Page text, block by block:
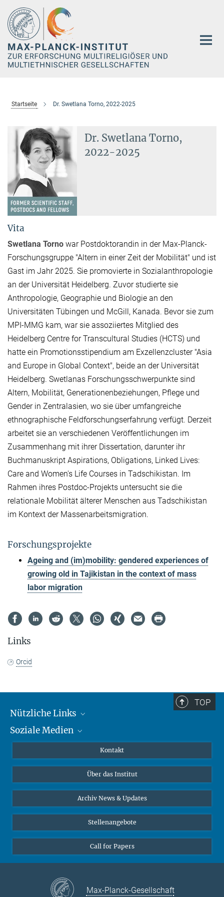
Hauptinhalt
Startseite Dr. Swetlana Torno, 2022-2025
Dr. Swetlana Torno,
2022-2025
Vita
Swetlana Torno war Postdoktorandin in der Max-Planck-
Forschungsgruppe "Altern in einer Zeit der Mobilität" und ist
Gast im Jahr 2025. Sie promovierte in Sozialanthropologie
an der Universität Heidelberg. Zuvor studierte sie
Anthropologie, Geographie und Biologie an den
Universitäten Tübingen und McGill, Kanada. Bevor sie zum
MPI-MMG kam, war sie assoziiertes Mitglied des
Heidelberg Centre for Transcultural Studies (HCTS) und
hatte ein Promotionsstipendium am Exzellenzcluster "Asia
and Europe in Global Context", beide an der Universität
Heidelberg. Swetlanas Forschungsschwerpunkte sind
Altern, Mobilität, Generationenbeziehungen, Pflege und
Gender in Zentralasien, wo sie über umfangreiche
ethnographische Feldforschungserfahrung verfügt. Derzeit
arbeitet sie an verschiedenen Veröffentlichungen im
Zusammenhang mit ihrer Dissertation, darunter ihr
Buchmanuskript Aspirations, Obligations, Linked Lives:
Care and Women's Life Courses in Tadschikistan. Im
Rahmen ihres Postdoc-Projekts untersucht sie die
relationale Mobilität älterer Menschen aus Tadschikistan
im Kontext der Massenarbeitsmigration.
Forschungsprojekte
Ageing and (im)mobility: gendered experiences of
growing old in Tajikistan in the context of mass
labor migration
Links
Orcid
TOP
Nützliche Links
MMG Alumni Corner
Online-Vorträge
Interviews zum Thema "Diversity"
Soziale Medien
Bluesky
Kontakt
Über das Institut
Archiv News & Updates
Stellenangebote
Call for Papers
Max-Planck-Gesellschaft